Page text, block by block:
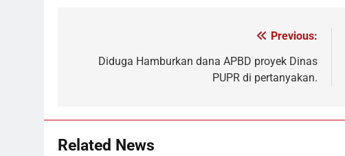
Previous:
Diduga Hamburkan dana APBD proyek Dinas
PUPR di pertanyakan.
Related News